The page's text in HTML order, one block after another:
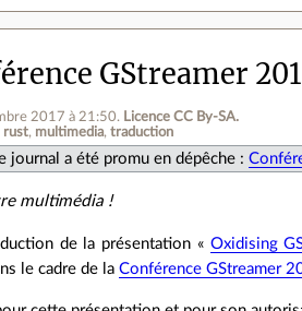
GStreamer
2017 à 21:50. Licence CC By‑SA.
rust multimedia traduction
journal a été promu en dépêche :
multimédia !
de la présentation « Oxidising
le cadre de laConférence GStreamer